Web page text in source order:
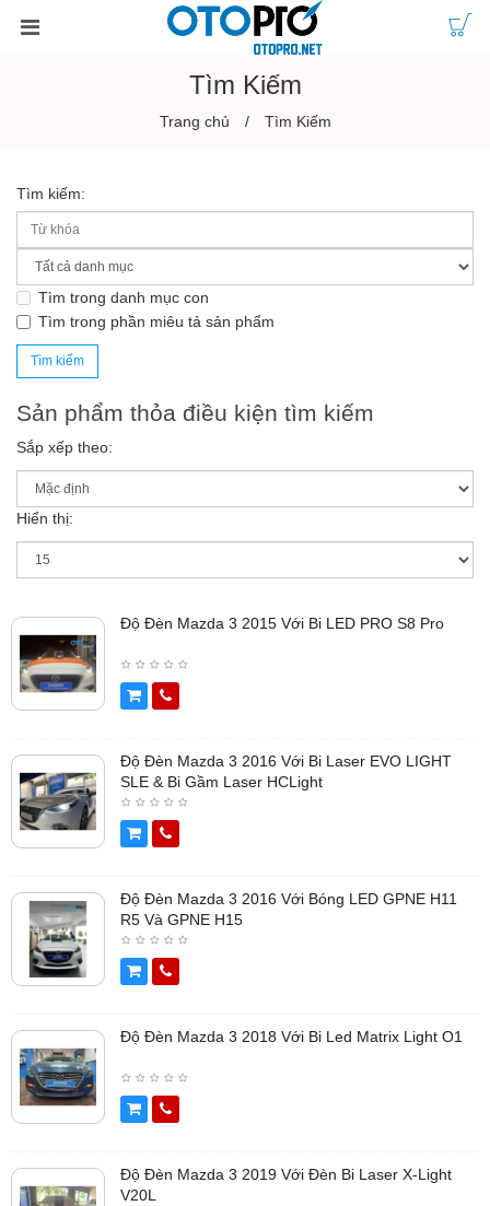
Tìm Kiếm
Trang chủ Tìm Kiếm
Tìm kiếm:
Tìm trong danh mục con
Tìm trong phần miêu tả sản phẩm
Sản phẩm thỏa điều kiện tìm kiếm
Sắp xếp theo:
Hiển thị:
Độ Đèn Mazda 3 2015 Với Bi LED PRO S8 Pro
Độ Đèn Mazda 3 2016 Với Bi Laser EVO LIGHT
SLE & Bi Gầm Laser HCLight
Độ Đèn Mazda 3 2016 Với Bóng LED GPNE H11
R5 Và GPNE H15
Độ Đèn Mazda 3 2018 Với Bi Led Matrix Light O1
Độ Đèn Mazda 3 2019 Với Đèn Bi Laser X-Light
V20L